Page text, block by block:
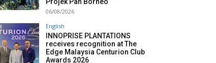
Projek Pan Borneo
06/08/2026
English
INNOPRISE PLANTATIONS
receives recognition at The
Edge Malaysia Centurion Club
Awards 2026